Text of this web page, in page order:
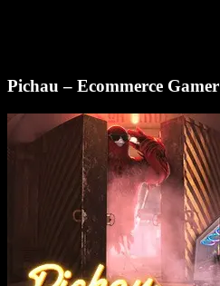
Pichau – Ecommerce Gamer